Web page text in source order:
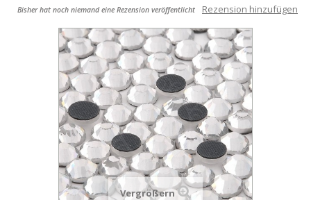
Bisher hat noch niemand eine Rezension veröffentlicht Rezension hinzufügen
Vergrößern